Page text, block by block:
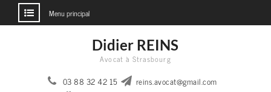
Menu principal
Didier REINS
Avocat à Strasbourg
03 88 32 42 15
reins.avocat@gmail.com